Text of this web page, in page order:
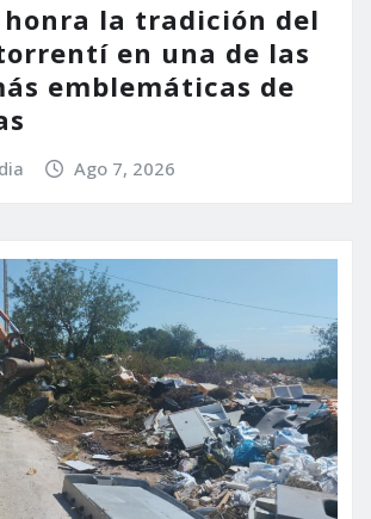
honra la tradición del
en una de las
emblemáticas de
Ago 7, 2026